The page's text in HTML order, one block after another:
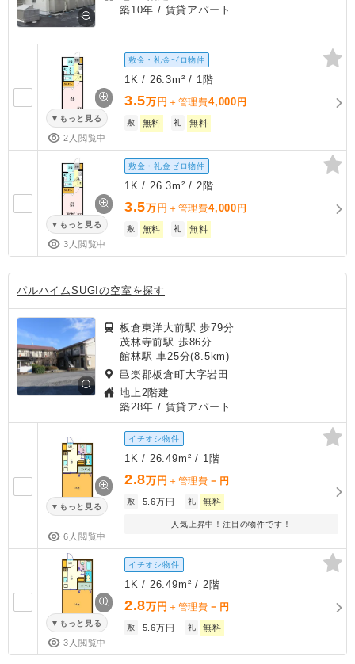
築10年 / 賃貸アパート
もっと見る
2人閲覧中
敷金・礼金ゼロ物件
1K / 26.3m² / 1階
3.5万円 ＋管理費4,000 円
敷 無料 礼 無料
もっと見る
3人閲覧中
敷金・礼金ゼロ物件
1K / 26.3m² / 2階
3.5万円 ＋管理費4,000 円
敷 無料 礼 無料
パルハイムSUGIの空室を探す
板倉東洋大前駅 歩79分
茂林寺前駅 歩86分
館林駅 車25分(8.5km)
邑楽郡板倉町大字岩田
地上2階建
築28年 / 賃貸アパート
もっと見る
6人閲覧中
イチオシ物件
1K / 26.49m² / 1階
2.8万円 ＋管理費 － 円
敷 5.6万円 礼 無料
人気上昇中！注目の物件です！
もっと見る
3人閲覧中
イチオシ物件
1K / 26.49m² / 2階
2.8万円 ＋管理費 － 円
敷 5.6万円 礼 無料